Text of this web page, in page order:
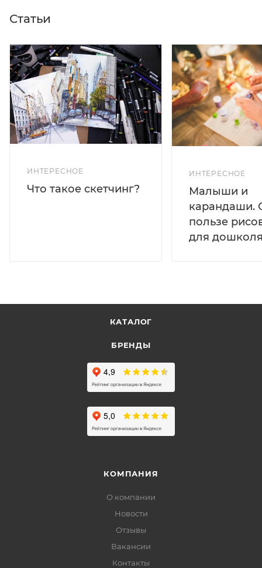
Статьи
ИНТЕРЕСНОЕ
Что такое скетчинг?
ИНТЕРЕСНОЕ
Малыши и
карандаши.
пользе
для
КАТАЛОГ
БРЕНДЫ
КОМПАНИЯ
О компании
Новости
Отзывы
Вакансии
Контакты